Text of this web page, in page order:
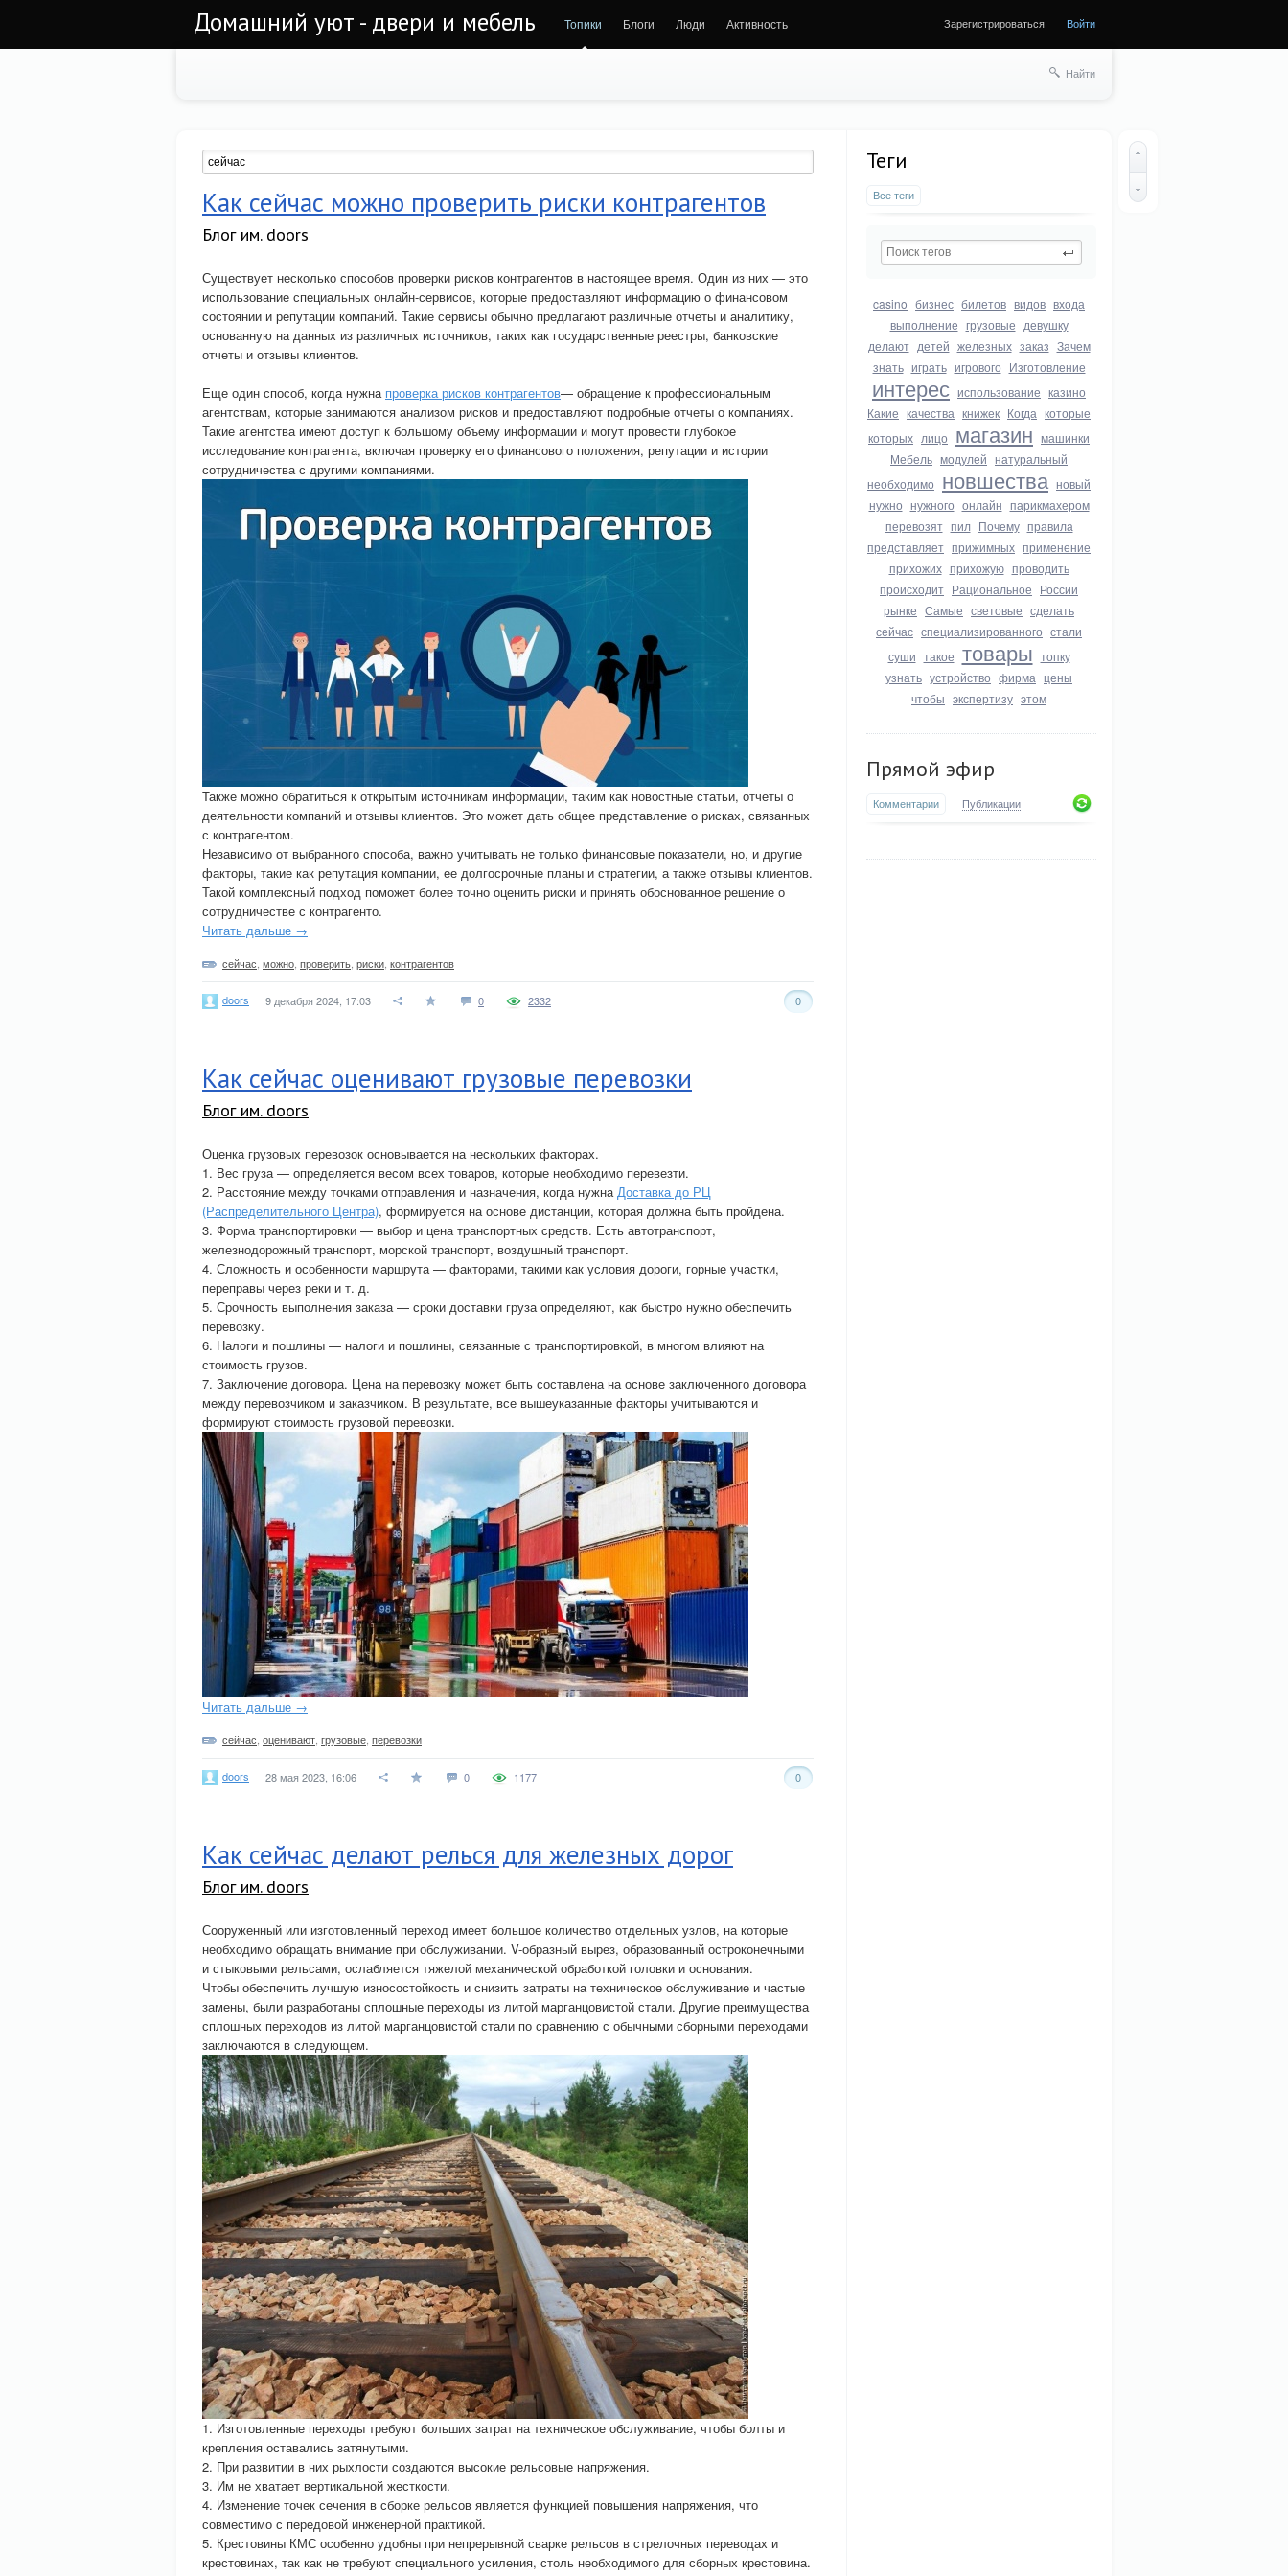
Домашний уют - двери и мебель Топики Блоги Люди Активность Зарегистрироваться Войти
Найти
Теги
Все теги
casino бизнес билетов видов входа
выполнение грузовые девушку
делают детей железных заказ Зачем
знать играть игрового Изготовление
интерес использование казино
Какие качества книжек Когда которые
которых лицо магазин машинки
Мебель модулей натуральный
необходимо новшества новый
нужно нужного онлайн парикмахером
перевозят пил Почему правила
представляет прижимных применение
прихожих прихожую проводить
происходит Рациональное России
рынке Самые световые сделать
сейчас специализированного стали
суши такое товары топку
узнать устройство фирма цены
чтобы экспертизу этом
Прямой эфир
Комментарии Публикации
Как сейчас можно проверить риски контрагентов
Блог им. doors
Существует несколько способов проверки рисков контрагентов в настоящее время. Один из них — это
использование специальных онлайн-сервисов, которые предоставляют информацию о финансовом
состоянии и репутации компаний. Такие сервисы обычно предлагают различные отчеты и аналитику,
основанную на данных из различных источников, таких как государственные реестры, банковские
отчеты и отзывы клиентов.
Еще один способ, когда нужна проверка рисков контрагентов— обращение к профессиональным
агентствам, которые занимаются анализом рисков и предоставляют подробные отчеты о компаниях.
Такие агентства имеют доступ к большому объему информации и могут провести глубокое
исследование контрагента, включая проверку его финансового положения, репутации и истории
сотрудничества с другими компаниями.
Также можно обратиться к открытым источникам информации, таким как новостные статьи, отчеты о
деятельности компаний и отзывы клиентов. Это может дать общее представление о рисках, связанных
с контрагентом.
Независимо от выбранного способа, важно учитывать не только финансовые показатели, но, и другие
факторы, такие как репутация компании, ее долгосрочные планы и стратегии, а также отзывы клиентов.
Такой комплексный подход поможет более точно оценить риски и принять обоснованное решение о
сотрудничестве с контрагенто.
Читать дальше →
сейчас можно проверить риски контрагентов
doors 9 декабря 2024, 17:03 0 0
2332
Как сейчас оценивают грузовые перевозки
Блог им. doors
Оценка грузовых перевозок основывается на нескольких факторах.
1. Вес груза — определяется весом всех товаров, которые необходимо перевезти.
2. Расстояние между точками отправления и назначения, когда нужнаДоставка до РЦ
(Распределительного Центра), формируется на основе дистанции, которая должна быть пройдена.
3. Форма транспортировки — выбор и цена транспортных средств. Есть автотранспорт,
железнодорожный транспорт, морской транспорт, воздушный транспорт.
4. Сложность и особенности маршрута — факторами, такими как условия дороги, горные участки,
переправы через реки и т. д.
5. Срочность выполнения заказа — сроки доставки груза определяют, как быстро нужно обеспечить
перевозку.
6. Налоги и пошлины — налоги и пошлины, связанные с транспортировкой, в многом влияют на
стоимость грузов.
7. Заключение договора. Цена на перевозку может быть составлена на основе заключенного договора
между перевозчиком и заказчиком. В результате, все вышеуказанные факторы учитываются и
формируют стоимость грузовой перевозки.
Читать дальше →
сейчас оценивают грузовые перевозки
doors 28 мая 2023, 16:06 0 0
1177
Как сейчас делают релься для железных дорог
Блог им. doors
Сооруженный или изготовленный переход имеет большое количество отдельных узлов, на которые
необходимо обращать внимание при обслуживании. V-образный вырез, образованный остроконечными
и стыковыми рельсами, ослабляется тяжелой механической обработкой головки и основания.
Чтобы обеспечить лучшую износостойкость и снизить затраты на техническое обслуживание и частые
замены, были разработаны сплошные переходы из литой марганцовистой стали. Другие преимущества
сплошных переходов из литой марганцовистой стали по сравнению с обычными сборными переходами
заключаются в следующем.
1. Изготовленные переходы требуют больших затрат на техническое обслуживание, чтобы болты и
крепления оставались затянутыми.
2. При развитии в них рыхлости создаются высокие рельсовые напряжения.
3. Им не хватает вертикальной жесткости.
4. Изменение точек сечения в сборке рельсов является функцией повышения напряжения, что
совместимо с передовой инженерной практикой.
5. Крестовины КМС особенно удобны при непрерывной сварке рельсов в стрелочных переводах и
крестовинах, так как не требуют специального усиления, столь необходимого для сборных крестовина.